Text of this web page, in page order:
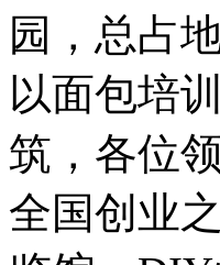
园，总占
以面包培
筑，各位
全国创业